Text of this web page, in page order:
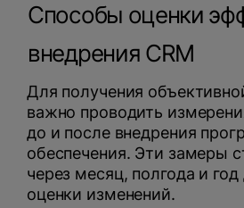
Способы оценки
внедрения CRM
Для получения
важно проводить
до и после внедрения
обеспечения. Эти замеры
через месяц, полгода и
оценки изменений.